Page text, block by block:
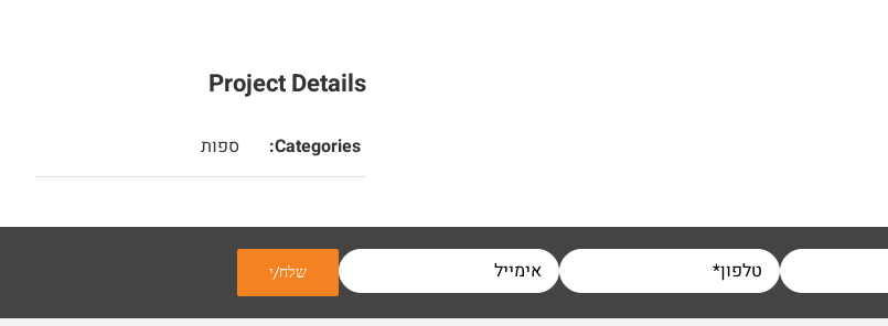
Project Details
Categories: ספות